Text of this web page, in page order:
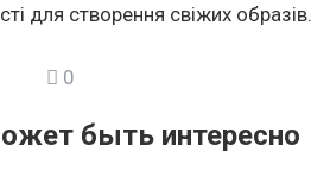
для створення свіжих образів.
0
быть интересно